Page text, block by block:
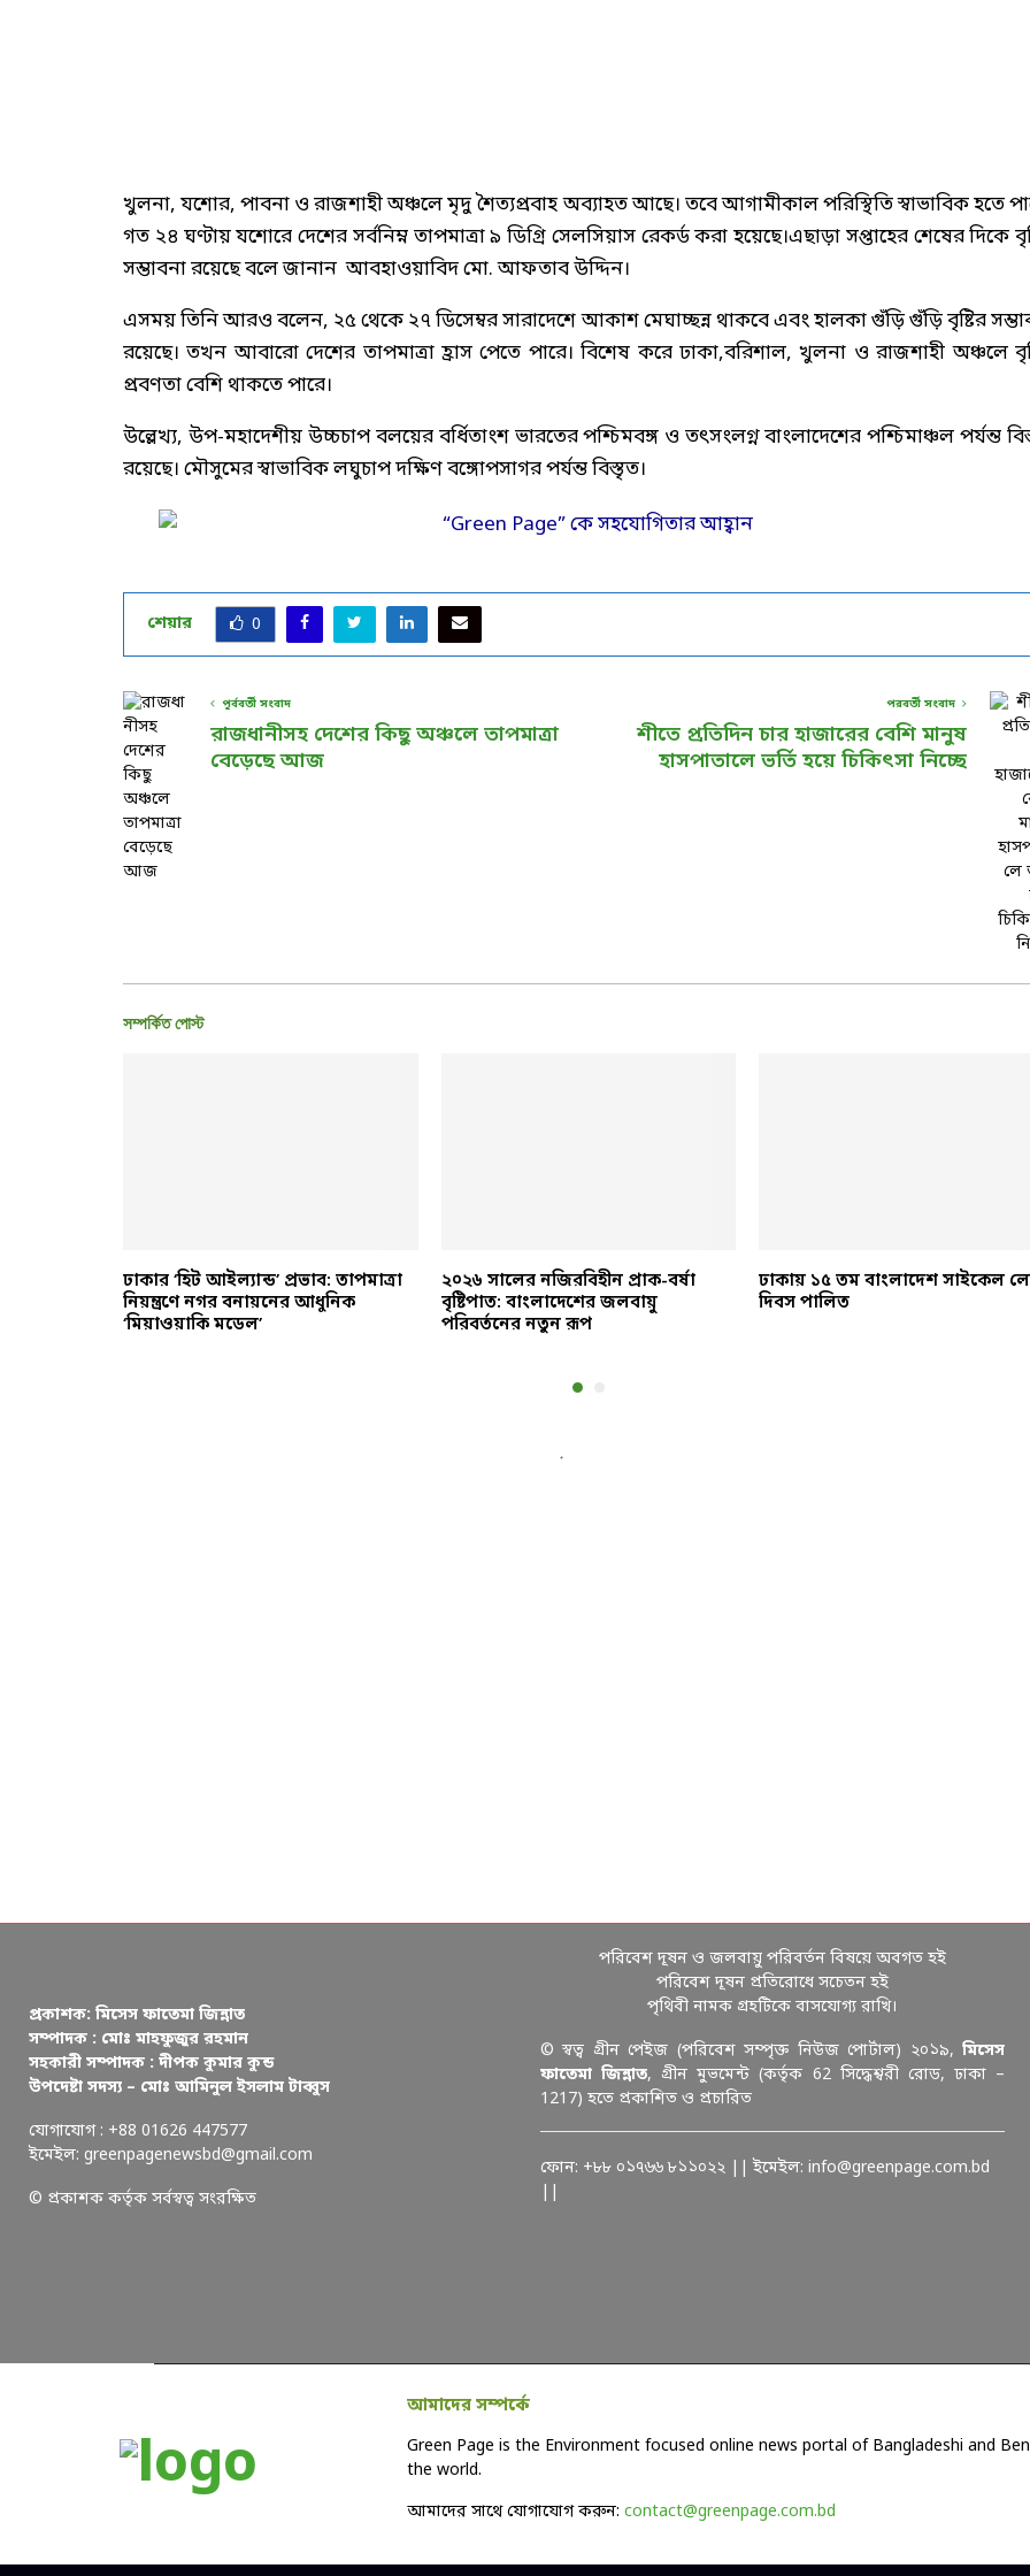
খুলনা, যশোর, পাবনা ও রাজশাহী অঞ্চলে মৃদু শৈত্যপ্রবাহ অব্যাহত আছে। তবে আগামীকাল পরিস্থিতি স্বাভাবিক হতে
গত ২৪ ঘণ্টায় যশোরে দেশের সর্বনিম্ন তাপমাত্রা ৯ ডিগ্রি সেলসিয়াস রেকর্ড করা হয়েছে।এছাড়া সপ্তাহের শেষের দিকে
সম্ভাবনা রয়েছে বলে জানান আবহাওয়াবিদ মো. আফতাব উদ্দিন।
এসময় তিনি আরও বলেন, ২৫ থেকে ২৭ ডিসেম্বর সারাদেশে আকাশ মেঘাচ্ছন্ন থাকবে এবং হালকা গুঁড়ি গুঁড়ি বৃষ্টির
রয়েছে। তখন আবারো দেশের তাপমাত্রা হ্রাস পেতে পারে। বিশেষ করে ঢাকা,বরিশাল, খুলনা ও রাজশাহী অঞ্চলে
প্রবণতা বেশি থাকতে পারে।
উল্লেখ্য, উপ-মহাদেশীয় উচ্চচাপ বলয়ের বর্ধিতাংশ ভারতের পশ্চিমবঙ্গ ও তৎসংলগ্ন বাংলাদেশের পশ্চিমাঞ্চল পর্যন্ত
রয়েছে। মৌসুমের স্বাভাবিক লঘুচাপ দক্ষিণ বঙ্গোপসাগর পর্যন্ত বিস্তৃত।
শেয়ার 0
পূর্ববর্তী সংবাদ
রাজধানীসহ দেশের কিছু অঞ্চলে তাপমাত্রা
বেড়েছে আজ
পরবর্তী সংবাদ
শীতে প্রতিদিন চার হাজারের বেশি মানুষ
হাসপাতালে ভর্তি হয়ে চিকিৎসা নিচ্ছে
সম্পর্কিত পোস্ট
ঢাকার ‘হিট আইল্যান্ড’ প্রভাব: তাপমাত্রা
নিয়ন্ত্রণে নগর বনায়নের আধুনিক
‘মিয়াওয়াকি মডেল’
২০২৬ সালের নজিরবিহীন প্রাক-বর্ষা
বৃষ্টিপাত: বাংলাদেশের জলবায়ু
পরিবর্তনের নতুন রূপ
ঢাকায় ১৫ তম বাংলাদেশ সাইকেল
দিবস পালিত
প্রকাশক: মিসেস ফাতেমা জিন্নাত
সম্পাদক : মোঃ মাহফুজুর রহমান
সহকারী সম্পাদক : দীপক কুমার কুন্ড
উপদেষ্টা সদস্য – মোঃ আমিনুল ইসলাম টাব্বুস
যোগাযোগ : +88 01626 447577
ইমেইল: greenpagenewsbd@gmail.com
© প্রকাশক কর্তৃক সর্বস্বত্ব সংরক্ষিত
পরিবেশ দূষন ও জলবায়ু পরিবর্তন বিষয়ে অবগত হই
পরিবেশ দূষন প্রতিরোধে সচেতন হই
পৃথিবী নামক গ্রহটিকে বাসযোগ্য রাখি।
© স্বত্ব গ্রীন পেইজ (পরিবেশ সম্পৃক্ত নিউজ পোর্টাল) ২০১৯,মিসেস
ফাতেমা জিন্নাত, গ্রীন মুভমেন্ট (কর্তৃক 62 সিদ্ধেশ্বরী রোড, ঢাকা –
1217) হতে প্রকাশিত ও প্রচারিত
ফোন: +৮৮ ০১৭৬৬ ৮১১০২২ || ইমেইল: info@greenpage.com.bd
আমাদের সম্পর্কে
Green Page is the Environment focused online news portal of Bangladeshi and
the world.
আমাদের সাথে যোগাযোগ করুন: contact@greenpage.com.bd